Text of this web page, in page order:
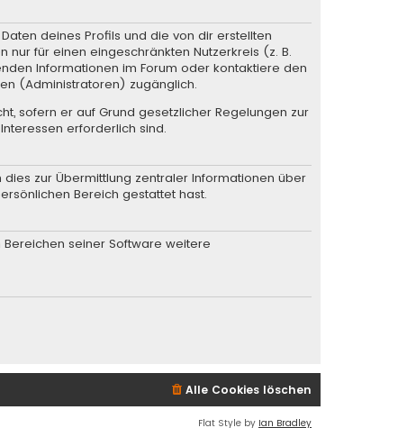
deines Profils und die von dir erstellten
für einen eingeschränkten Nutzerkreis (z. B.
Informationen im Forum oder kontaktiere den
(Administratoren) zugänglich.
sofern er auf Grund gesetzlicher Regelungen zur
erforderlich sind.
zur Übermittlung zentraler Informationen über
Bereich gestattet hast.
seiner Software weitere
Alle Cookies löschen
Flat Style by Ian Bradley